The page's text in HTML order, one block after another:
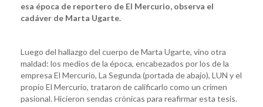
esa época de reportero de El Mercurio, observa el
cadáver de Marta Ugarte.
Luego del hallazgo del cuerpo de Marta Ugarte, vino otra
maldad: los medios de la época, encabezados por los de la
empresa El Mercurio, La Segunda (portada de abajo), LUN y el
propio El Mercurio, trataron de calificarlo como un crimen
pasional. Hicieron sendas crónicas para reafirmar esta tesis.